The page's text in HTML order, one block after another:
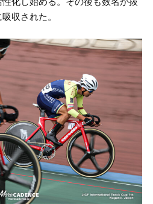
収された。